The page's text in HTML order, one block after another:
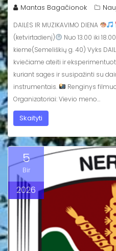
Mantas Bagačionok
DAILĖS IR MUZIKAVIMO DIENA
(ketvirtadienį)
Nuo 13.00 iki
kieme(Semeliškių g. 40) Vyks
kviečiame ateiti ir
kuriant sages ir susipažinti su
instrumentais.
Renginys
Organizatoriai: Vievio meno…
Skaityti
5
Bir
2026